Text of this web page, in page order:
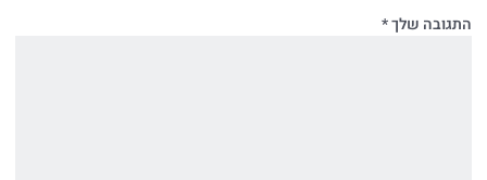
התגובה שלך*